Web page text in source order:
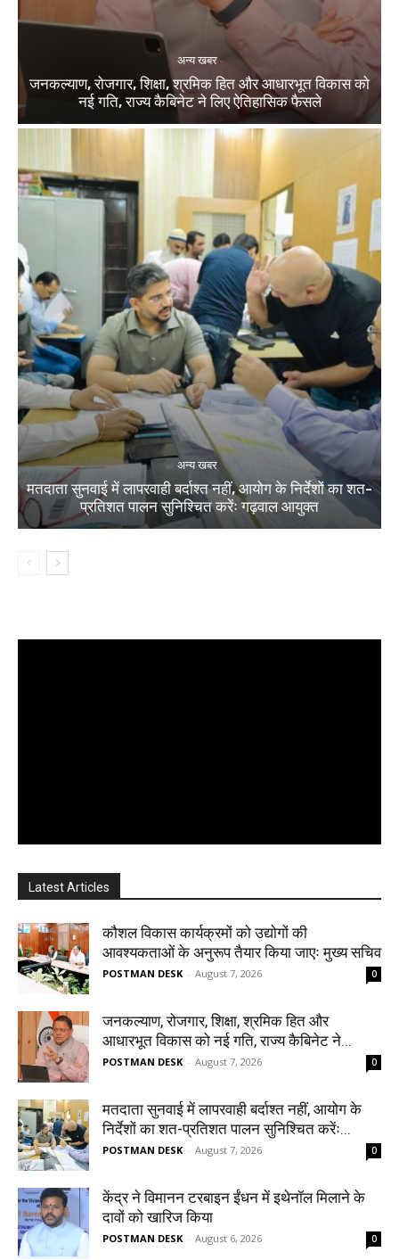
अन्य खबर
जनकल्याण, रोजगार, शिक्षा, श्रमिक हित और आधारभूत विकास को
नई गति, राज्य कैबिनेट ने लिए ऐतिहासिक फैसले
अन्य खबर
मतदाता सुनवाई में लापरवाही बर्दाश्त नहीं, आयोग के निर्देशों का शत-
प्रतिशत पालन सुनिश्चित करेंः गढ़वाल आयुक्त
Latest Articles
कौशल विकास कार्यक्रमों को उद्योगों की
आवश्यकताओं के अनुरूप तैयार किया जाएः मुख्य सचिव
POSTMAN DESK - August 7, 2026 0
जनकल्याण, रोजगार, शिक्षा, श्रमिक हित और
आधारभूत विकास को नई गति, राज्य कैबिनेट ने...
POSTMAN DESK - August 7, 2026 0
मतदाता सुनवाई में लापरवाही बर्दाश्त नहीं, आयोग के
निर्देशों का शत-प्रतिशत पालन सुनिश्चित करेंः...
POSTMAN DESK - August 7, 2026 0
केंद्र ने विमानन टरबाइन ईंधन में इथेनॉल मिलाने के
दावों को खारिज किया
POSTMAN DESK - August 6, 2026 0